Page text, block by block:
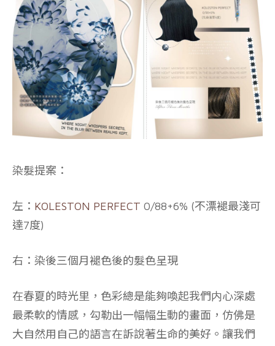
染髮提案：
左： KOLESTON PERFECT 0/88+6% (不漂褪最淺可
達7度)
右：染後三個月褪色後的髮色呈現
在春夏的時光里，色彩總是能夠喚起我們内心深處
最柔軟的情感，勾勒出一幅幅生動的畫面，仿佛是
大自然用自己的語言在訴說著生命的美好。讓我們